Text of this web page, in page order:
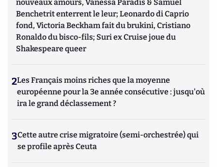
nouveaux amours, Vanessa Paradis & Samuel
Benchetrit enterrent le leur; Leonardo di Caprio
fond, Victoria Beckham fait du brukini, Cristiano
Ronaldo du bisco-fils; Suri ex Cruise joue du
Shakespeare queer
2Les Français moins riches que la moyenne
européenne pour la 3e année consécutive : jusqu'où
ira le grand déclassement ?
3Cette autre crise migratoire (semi-orchestrée) qui
se profile après Ceuta